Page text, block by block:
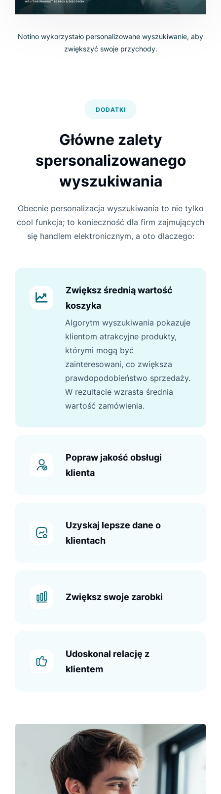
Notino wykorzystało personalizowane wyszukiwanie, aby
zwiększyć swoje przychody.
DODATKI
Główne zalety
spersonalizowanego
wyszukiwania
Obecnie personalizacja wyszukiwania to nie tylko
cool funkcja; to konieczność dla firm zajmujących
się handlem elektronicznym, a oto dlaczego:
Zwiększ średnią wartość
koszyka
Algorytm wyszukiwania pokazuje
klientom atrakcyjne produkty,
którymi mogą być
zainteresowani, co zwiększa
prawdopodobieństwo sprzedaży.
W rezultacie wzrasta średnia
wartość zamówienia.
Popraw jakość obsługi
klienta
Uzyskaj lepsze dane o
klientach
Zwiększ swoje zarobki
Udoskonal relację z
klientem